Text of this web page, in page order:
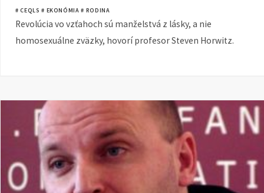
# CEQLS # EKONÓMIA # RODINA
Revolúcia vo vzťahoch sú manželstvá z lásky, a nie
homosexuálne zväzky, hovorí profesor Steven Horwitz.